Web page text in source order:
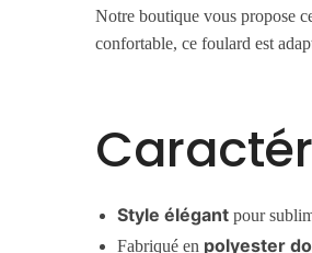
Notre boutique vous propose
confortable, ce foulard est
Style élégant pour
Fabriqué en polyester